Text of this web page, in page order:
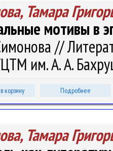
Тамара
мотивы в
//
им. А. А.
корзину Подробнее
Тамара